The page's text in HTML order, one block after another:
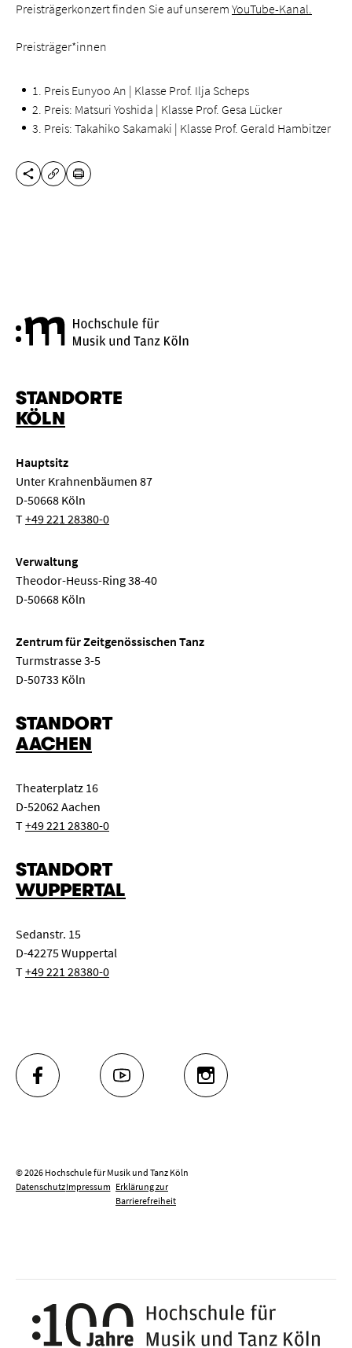
Preisträgerkonzert finden Sie auf unserem YouTube-Kanal.
Preisträger*innen
1. Preis Eunyoo An | Klasse Prof. Ilja Scheps
2. Preis: Matsuri Yoshida | Klasse Prof. Gesa Lücker
3. Preis: Takahiko Sakamaki | Klasse Prof. Gerald Hambitzer
DIESE SEITE TEILEN
URL KOPIEREN
DRUCKEN
STANDORTE
KÖLN
Hauptsitz
Unter Krahnenbäumen 87
D-50668 Köln
T+49 221 28380-0
Verwaltung
Theodor-Heuss-Ring 38-40
D-50668 Köln
Zentrum für Zeitgenössischen Tanz
Turmstrasse 3-5
D-50733 Köln
STANDORT
AACHEN
Theaterplatz 16
D-52062 Aachen
T+49 221 28380-0
STANDORT
WUPPERTAL
Sedanstr. 15
D-42275 Wuppertal
T+49 221 28380-0
FACEBOOK YOUTUBE INSTAGRAM
© 2026 Hochschule für Musik und Tanz Köln
DatenschutzImpressum Erklärung zur
Barrierefreiheit